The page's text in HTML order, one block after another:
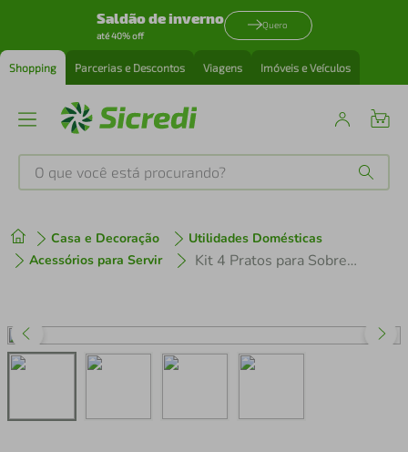
Saldão de inverno
até 40% off
Quero
Shopping Parcerias e Descontos Viagens Imóveis e Veículos
O que você está procurando?
Casa e Decoração
Utilidades Domésticas
Acessórios para Servir
Kit 4 Pratos para Sobremesa Raso 21,5cm Porto Brasil Cerâmica Bio Campestre Off White
1º tenis
3º perfume